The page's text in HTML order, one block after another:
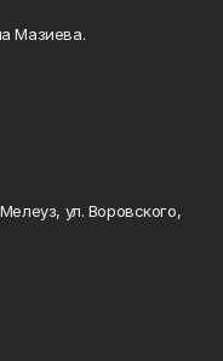
Мазиева.
ул. Воровского,